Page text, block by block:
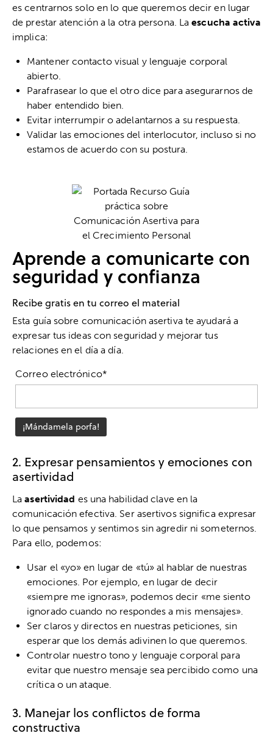
es centrarnos solo en lo que queremos decir en lugar
de prestar atención a la otra persona. Laescucha activa
implica:
Mantener contacto visual y lenguaje corporal
abierto.
Parafrasear lo que el otro dice para asegurarnos de
haber entendido bien.
Evitar interrumpir o adelantarnos a su respuesta.
Validar las emociones del interlocutor, incluso si no
estamos de acuerdo con su postura.
Aprende a comunicarte con
seguridad y confianza
Recibe gratis en tu correo el material
Esta guía sobre comunicación asertiva te ayudará a
expresar tus ideas con seguridad y mejorar tus
relaciones en el día a día.
Correo electrónico*
2. Expresar pensamientos y emociones con
asertividad
Laasertividad es una habilidad clave en la
comunicación efectiva. Ser asertivos significa expresar
lo que pensamos y sentimos sin agredir ni someternos.
Para ello, podemos:
Usar el «yo» en lugar de «tú» al hablar de nuestras
emociones. Por ejemplo, en lugar de decir
«siempre me ignoras», podemos decir «me siento
ignorado cuando no respondes a mis mensajes».
Ser claros y directos en nuestras peticiones, sin
esperar que los demás adivinen lo que queremos.
Controlar nuestro tono y lenguaje corporal para
evitar que nuestro mensaje sea percibido como una
crítica o un ataque.
3. Manejar los conflictos de forma
constructiva